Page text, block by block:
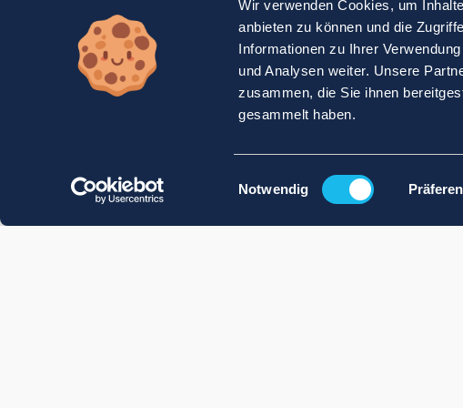
Wir verwenden Cookies, um
anbieten zu können und die
Informationen zu Ihrer
und Analysen weiter. Unsere
zusammen, die Sie ihnen
gesammelt haben.
Einwilligungsauswahl
Notwendig